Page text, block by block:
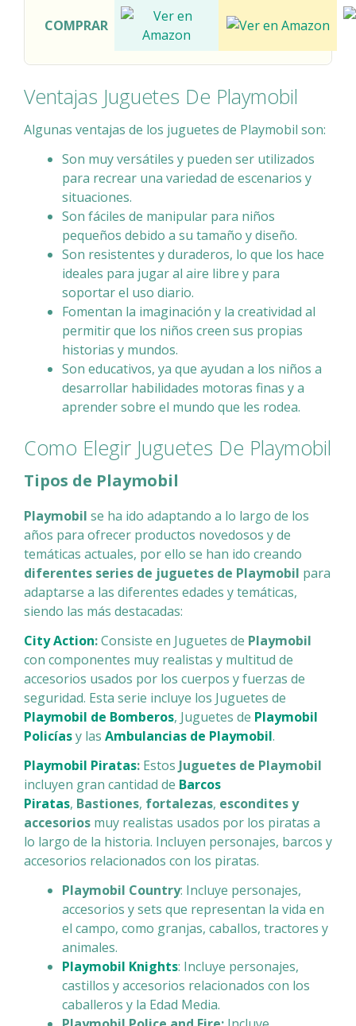
COMPRAR
Ventajas Juguetes De Playmobil
Algunas ventajas de los juguetes de Playmobil son:
Son muy versátiles y pueden ser utilizados
para recrear una variedad de escenarios y
situaciones.
Son fáciles de manipular para niños
pequeños debido a su tamaño y diseño.
Son resistentes y duraderos, lo que los hace
ideales para jugar al aire libre y para
soportar el uso diario.
Fomentan la imaginación y la creatividad al
permitir que los niños creen sus propias
historias y mundos.
Son educativos, ya que ayudan a los niños a
desarrollar habilidades motoras finas y a
aprender sobre el mundo que les rodea.
Como Elegir Juguetes De Playmobil
Tipos de Playmobil
Playmobil se ha ido adaptando a lo largo de los
años para ofrecer productos novedosos y de
temáticas actuales, por ello se han ido creando
diferentes series de juguetes de Playmobil para
adaptarse a las diferentes edades y temáticas,
siendo las más destacadas:
City Action:Consiste en Juguetes de Playmobil
con componentes muy realistas y multitud de
accesorios usados por los cuerpos y fuerzas de
seguridad. Esta serie incluye los Juguetes de
Playmobil de Bomberos, Juguetes de Playmobil
Policíasy las Ambulancias de Playmobil.
Playmobil Piratas: Estos Juguetes de Playmobil
incluyen gran cantidad de Barcos
Piratas, Bastiones, fortalezas, escondites y
accesorios muy realistas usados por los piratas a
lo largo de la historia. Incluyen personajes, barcos y
accesorios relacionados con los piratas.
Playmobil Country: Incluye personajes,
accesorios y sets que representan la vida en
el campo, como granjas, caballos, tractores y
animales.
Playmobil Knights: Incluye personajes,
castillos y accesorios relacionados con los
caballeros y la Edad Media.